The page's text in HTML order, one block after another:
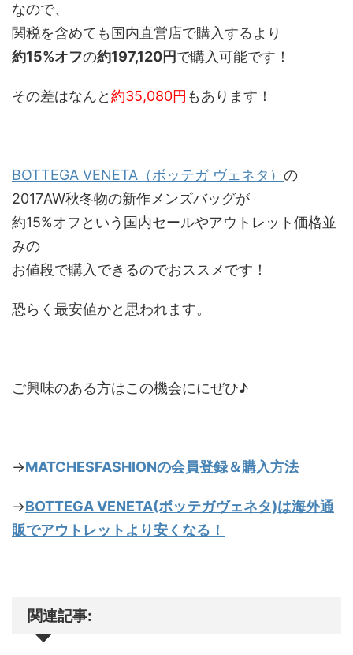
なので、
関税を含めても国内直営店で購入するより
約15%オフの約197,120円で購入可能です！
その差はなんと約35,080円 もあります！
BOTTEGA VENETA（ボッテガ ヴェネタ） の
2017AW秋冬物の新作メンズバッグが
約15%オフという国内セールやアウトレット価格並
みの
お値段で購入できるのでおススメです！
恐らく最安値かと思われます。
ご興味のある方はこの機会ににぜひ♪
→MATCHESFASHIONの会員登録＆購入方法
→BOTTEGA VENETA(ボッテガヴェネタ)は海外通
販でアウトレットより安くなる！
関連記事: